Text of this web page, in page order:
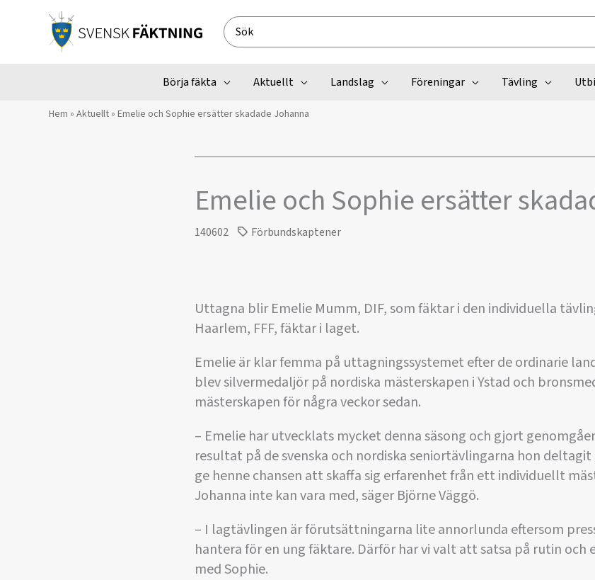
Search
for:
Börja fäkta Aktuellt Landslag Föreningar Tävling
Hem » Aktuellt» Emelie och Sophie ersätter skadade Johanna
Emelie och Sophie ersätter
140602 Förbundskaptener
Uttagna blir Emelie Mumm, DIF, som fäktar i den individuella
Haarlem, FFF, fäktar i laget.
Emelie är klar femma på uttagningssystemet efter de ordinarie
blev silvermedaljör på nordiska mästerskapen i Ystad och
mästerskapen för några veckor sedan.
– Emelie har utvecklats mycket denna säsong och gjort
resultat på de svenska och nordiska seniortävlingarna hon
ge henne chansen att skaffa sig erfarenhet från ett individuellt
Johanna inte kan vara med, säger Björne Väggö.
– I lagtävlingen är förutsättningarna lite annorlunda eftersom
hantera för en ung fäktare. Därför har vi valt att satsa på rutin
med Sophie.